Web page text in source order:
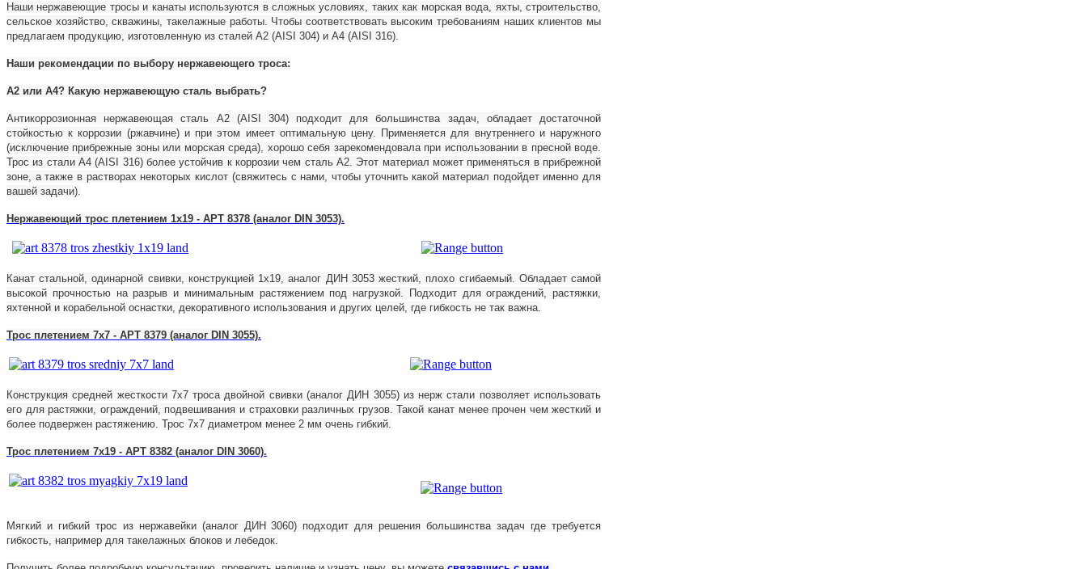
Наши нержавеющие тросы и канаты используются в сложных условиях, таких как морская вода, яхты, строительство,
сельское хозяйство, скважины, такелажные работы. Чтобы соответствовать высоким требованиям наших клиентов мы
предлагаем продукцию, изготовленную из сталей A2 (AISI 304) и A4 (AISI 316).
Наши рекомендации по выбору нержавеющего троса:
А2 или А4? Какую нержавеющую сталь выбрать?
Антикоррозионная нержавеющая сталь А2 (AISI 304) подходит для большинства задач, обладает достаточной
стойкостью к коррозии (ржавчине) и при этом имеет оптимальную цену. Применяется для внутреннего и наружного
(исключение прибрежные зоны или морская среда), хорошо себя зарекомендовала при использовании в пресной воде.
Трос из стали А4 (AISI 316) более устойчив к коррозии чем сталь А2. Этот материал может применяться в прибрежной
зоне, а также в растворах некоторых кислот (свяжитесь с нами, чтобы уточнить какой материал подойдет именно для
вашей задачи).
Нержавеющий трос плетением 1х19 - АРТ 8378 (аналог DIN 3053).
Канат стальной, одинарной свивки, конструкцией 1х19, аналог ДИН 3053 жесткий, плохо сгибаемый. Обладает самой
высокой прочностью на разрыв и минимальным растяжением под нагрузкой. Подходит для ограждений, растяжки,
яхтенной и корабельной оснастки, декоративного использования и других целей, где гибкость не так важна.
Трос плетением 7х7 - АРТ 8379 (аналог DIN 3055).
Конструкция средней жесткости 7х7 троса двойной свивки (аналог ДИН 3055) из нерж стали позволяет использовать
его для растяжки, ограждений, подвешивания и страховки различных грузов. Такой канат менее прочен чем жесткий и
более подвержен растяжению. Трос 7х7 диаметром менее 2 мм очень гибкий.
Трос плетением 7х19 - АРТ 8382 (аналог DIN 3060).
Мягкий и гибкий трос из нержавейки (аналог ДИН 3060) подходит для решения большинства задач где требуется
гибкость, например для такелажных блоков и лебедок.